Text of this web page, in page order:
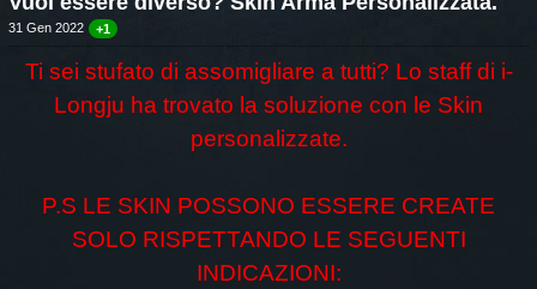
31 Gen 2022 +1
Ti sei stufato di assomigliare a tutti? Lo staff di i-
Longju ha trovato la soluzione con le Skin
personalizzate.
P.S LE SKIN POSSONO ESSERE CREATE
SOLO RISPETTANDO LE SEGUENTI
INDICAZIONI: